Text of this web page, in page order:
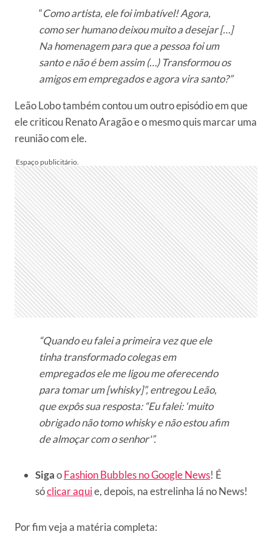
“Como artista, ele foi imbatível! Agora,
como ser humano deixou muito a desejar […]
Na homenagem para que a pessoa foi um
santo e não é bem assim (…) Transformou os
amigos em empregados e agora vira santo?”
Leão Lobo também contou um outro episódio em que
ele criticou Renato Aragão e o mesmo quis marcar uma
reunião com ele.
“Quando eu falei a primeira vez que ele
tinha transformado colegas em
empregados ele me ligou me oferecendo
para tomar um [whisky]”, entregou Leão,
que expôs sua resposta: “Eu falei: ‘muito
obrigado não tomo whisky e não estou afim
de almoçar com o senhor'”.
SigaoFashion Bubbles no Google News! É
sóclicar aquie, depois, na estrelinha lá no News!
Por fim veja a matéria completa: